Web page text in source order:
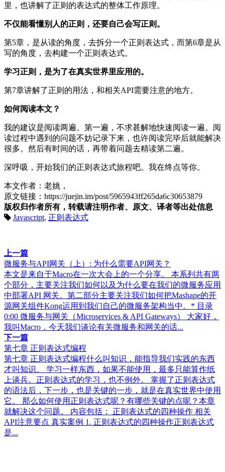
里，也讲解了正则的表达式的整体工作原理。
不仅能看懂别人的正则，还要自己会写正则。
第5章，是从读的角度，去拆分一个正则表达式，而第6章是从
写的角度，去构建一个正则表达式。
学习正则，是为了在真实世界里应用的。
第7章讲解了正则的用法，和相关API需要注意的地方。
如何阅读本文？
我的建议是阅读两遍。第一遍，不求甚解地快速阅读一遍。阅
读过程中遇到的问题不妨记录下来，也许阅读完毕后就能解决
很多。然后有时间的话，再带着问题去精读第二遍。
深呼吸，开始我们的正则表达式旅程吧。我在终点等你。
本文作者：老姚，
原文链接：https://juejin.im/post/5965943ff265da6c30653879
版权归作者所有，转载请注明作者、原文、译者等出处信息
Javascript, 正则表达式
上一篇
微服务与API网关（上）: 为什么需要API网关？
本文是来自于Macro在一次大会上的一个分享。 本系列共有两
个部分，主要关注我们如何以及为什么要在我们的微服务应用
中部署API 网关。第二部分主要关注我们如何把Mashape的开
源网关组件Kong运用到我们自己的微服务架构当中。* 目录
0:00 微服务与网关（Microservices & API Gateways） 大家好，
我叫Macro，今天我们谈论有关微服务和网关的话...
下一篇
第七章 正则表达式编程
第七章 正则表达式编程什么叫知识，能指导我们实践的东西
才叫知识。 学习一样东西，如果不能使用，最多只能算作纸
上谈兵。正则表达式的学习，也不例外。 掌握了正则表达式
的语法后，下一步，也是关键的一步，就是在真实世界中使用
它。 那么如何使用正则表达式呢？有哪些关键的点呢？本章
就解决这个问题。 内容包括： 正则表达式的四种操作 相关
API注意要点 真实案例 1. 正则表达式的四种操作正则表达式
是...